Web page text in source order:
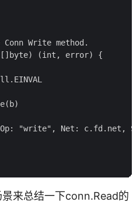
Write method.
[]byte) (int, error) {
"write", Net: c.fd.net,
来总结一下conn.Read的